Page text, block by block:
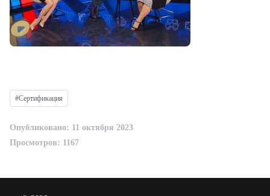
#Сертификация
Опубликовано: 11 октября 2023
Просмотров: 1167